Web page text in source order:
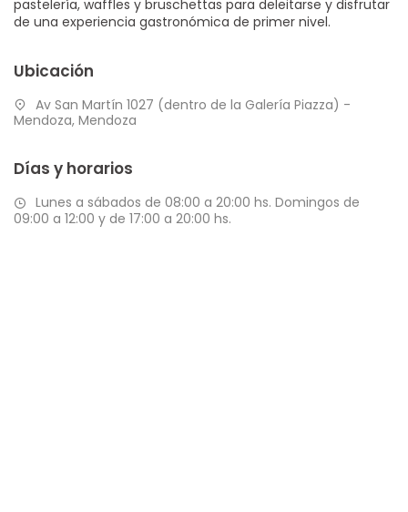
pastelería, waffles y bruschettas para deleitarse y disfrutar
de una experiencia gastronómica de primer nivel.
Ubicación
Av San Martín 1027 (dentro de la Galería Piazza) -
Mendoza, Mendoza
Días y horarios
Lunes a sábados de 08:00 a 20:00 hs. Domingos de
09:00 a 12:00 y de 17:00 a 20:00 hs.